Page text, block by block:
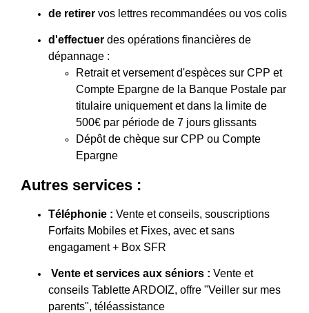
de retirer vos lettres recommandées ou vos colis
d'effectuer des opérations financières de
dépannage :
Retrait et versement d'espèces sur CPP et
Compte Epargne de la Banque Postale par
titulaire uniquement et dans la limite de
500€ par période de 7 jours glissants
Dépôt de chèque sur CPP ou Compte
Epargne
Autres services :
Téléphonie :Vente et conseils, souscriptions
Forfaits Mobiles et Fixes, avec et sans
engagament + Box SFR
Vente et services aux séniors :Vente et
conseils Tablette ARDOIZ, offre "Veiller sur mes
parents", téléassistance